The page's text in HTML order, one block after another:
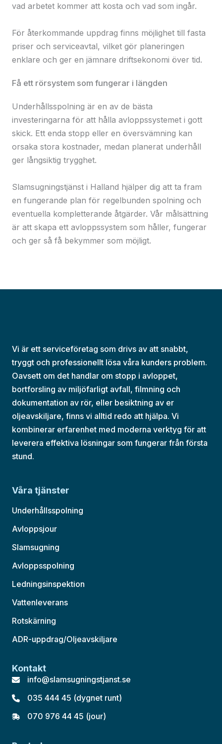
vad arbetet kommer att kosta och vad som ingår.
För återkommande uppdrag finns möjlighet till fasta
priser och serviceavtal, vilket gör planeringen
enklare och ger en jämnare driftsekonomi över tid.
Få ett rörsystem som fungerar i längden
Underhållsspolning är en av de bästa
investeringarna för att hålla avloppssystemet i gott
skick. Ett enda stopp eller en översvämning kan
orsaka stora kostnader, medan planerat underhåll
ger långsiktig trygghet.
Slamsugningstjänst i Halland hjälper dig att ta fram
en fungerande plan för regelbunden spolning och
eventuella kompletterande åtgärder. Vår målsättning
är att skapa ett avloppssystem som håller, fungerar
och ger så få bekymmer som möjligt.
Vi är ett serviceföretag som drivs av att snabbt,
tryggt och professionellt lösa våra kunders problem.
Oavsett om det handlar om stopp i avloppet,
bortforsling av miljöfarligt avfall, filmning och
dokumentation av rör, eller besiktning av er
oljeavskiljare, finns vi alltid redo att hjälpa. Vi
kombinerar erfarenhet med moderna verktyg för att
leverera effektiva lösningar som fungerar från första
stund.​
Våra tjänster
Underhållsspolning
Avloppsjour
Slamsugning
Avloppsspolning
Ledningsinspektion
Vattenleverans
Rotskärning
ADR-uppdrag/Oljeavskiljare
Kontakt
info@slamsugningstjanst.se
035 444 45 (dygnet runt)
070 976 44 45 (jour)